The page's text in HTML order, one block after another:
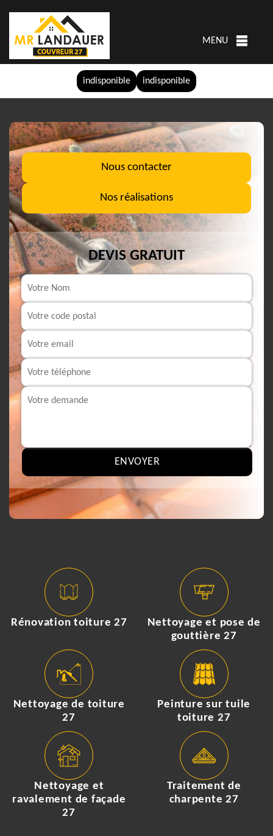
indisponible indisponible
MENU
Nous contacter
Nos réalisations
DEVIS GRATUIT
Rénovation toiture 27
Nettoyage et pose de
gouttière 27
Nettoyage de toiture
27
Peinture sur tuile
toiture 27
Nettoyage et
ravalement de façade
27
Traitement de
charpente 27